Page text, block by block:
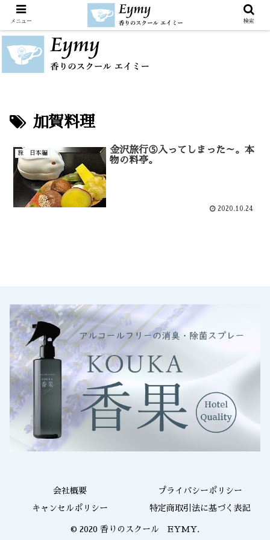
加賀料理
旅 日本編
金沢旅行⑤入ってしまった～。本
物の料亭。
2020.10.24
会社概要 プライバシーポリシー
キャンセルポリシー 特定商取引法に基づく表記
© 2020 香りのスクール EYMY.
メニュー 検索